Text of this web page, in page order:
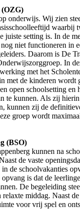
(OZG)
onderwijs. Wij zien
waarbij
juiste setting is. In de
niet functioneren in
Daarom is De
In
met het
met de kinderen wordt
open schoolsetting en
te kunnen. Als zij
kunnen zij de
groep wordt
(BSO)
kunnen na
de vaste
de schoolvakanties
is dat de
De begeleiding
middag. Naast
voor vrij spel en